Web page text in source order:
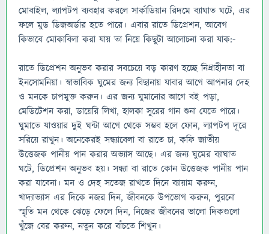
মোবাইল, ল্যাপটপ ব্যবহার করলে সার্কাডিয়ান রিদমে ব্যাঘাত ঘটে, এর
ফলে মুড ডিজঅর্ডার হতে পারে। এবার রাতে ডিপ্রেশন, আবেগ
কিভাবে মোকাবিলা করা যায় তা নিয়ে কিছুটা আলোচনা করা যাক:-
রাতে ডিপ্রেশন অনুভব করার সবচেয়ে বড় কারণ হচ্ছে নিদ্রাহীনতা বা
ইনসোমনিয়া। স্বাভাবিক ঘুমের জন্য বিছানায় যাবার আগে আপনার দেহ
ও মনকে চাপমুক্ত করুন। এর জন্য ঘুমানোর আগে বই পড়া,
মেডিটেশন করা, ডায়েরি লিখা, হালকা সুরের গান শুনা যেতে পারে।
ঘুমাতে যাওয়ার দুই ঘন্টা আগে থেকে সম্ভব হলে ফোন, ল্যাপটপ দূরে
সরিয়ে রাখুন। অনেকেরই সন্ধ্যাবেলা বা রাতে চা, কফি জাতীয়
উত্তেজক পানীয় পান করার অভ্যাস আছে। এর জন্য ঘুমের ব্যাঘাত
ঘটে, ডিপ্রেশন অনুভব হয়। সন্ধ্যা বা রাতে কোন উত্তেজক পানীয় পান
করা যাবেনা। মন ও দেহ সতেজ রাখতে দিনে ব্যায়াম করুন,
খাদ্যাভ্যাস এর দিকে নজর দিন, জীবনকে উপভোগ করুন, পুরনো
স্মৃতি মন থেকে ঝেড়ে ফেলে দিন, নিজের জীবনের ভালো দিকগুলো
খুঁজে বের করুন, নতুন করে বাঁচতে শিখুন।